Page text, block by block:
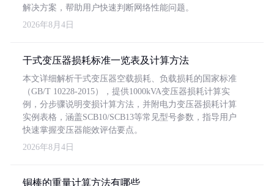
解决方案，帮助用户快速判断网络性能问题。
2026年8月4日
干式变压器损耗标准一览表及计算方法
本文详细解析干式变压器空载损耗、负载损耗的国家标准
（GB/T 10228-2015），提供1000kVA变压器损耗计算实
例，分步骤说明变损计算方法，并附电力变压器损耗计算
实例表格，涵盖SCB10/SCB13等常见型号参数，指导用户
快速掌握变压器能效评估要点。
2026年8月4日
铜棒的重量计算方法有哪些